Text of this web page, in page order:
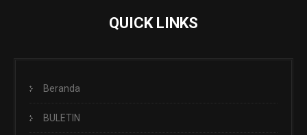
QUICK LINKS
Beranda
BULETIN